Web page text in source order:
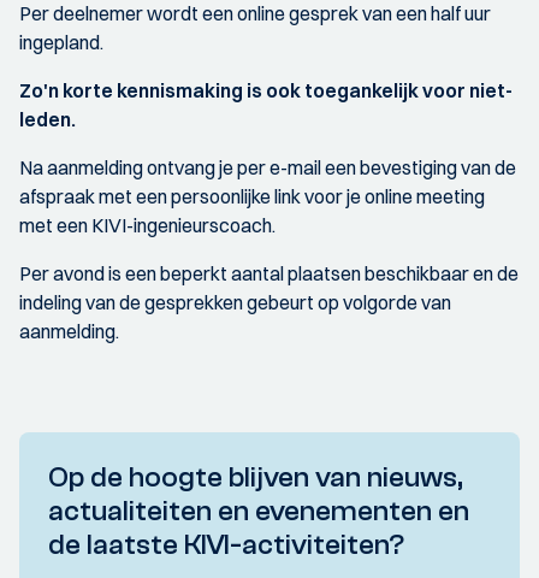
Per deelnemer wordt een online gesprek van een half uur
ingepland.
Zo'n korte kennismaking is ook toegankelijk voor niet-
leden.
Na aanmelding ontvang je per e-mail een bevestiging van de ​​
afspraak met een persoonlijke link voor je online meeting
met een KIVI-ingenieurscoach.
Per avond is een beperkt aantal plaatsen beschikbaar en de
indeling van de gesprekken gebeurt op volgorde van
aanmelding.
Op de hoogte blijven van nieuws,
actualiteiten en evenementen en
de laatste KIVI-activiteiten?